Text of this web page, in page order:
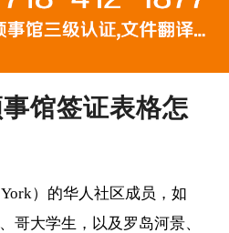
馆签证表格怎
）的华人社区成员，如
哥大学生，以及罗岛河景、